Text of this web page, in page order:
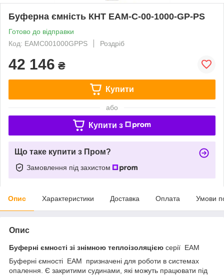
Буферна ємність КНТ ЕАМ-C-00-1000-GP-PS
Готово до відправки
Код: ЕАМC001000GPPS
Роздріб
42 146 ₴
Купити
або
Купити з
Що таке купити з Пром?
Замовлення під захистом
Опис Характеристики Доставка Оплата Умови
Опис
Буферні ємності зі знімною теплоізоляцією серії EAМ
Буферні ємності EAМ призначені для роботи в системах
опалення. Є закритими судинами, які можуть працювати під